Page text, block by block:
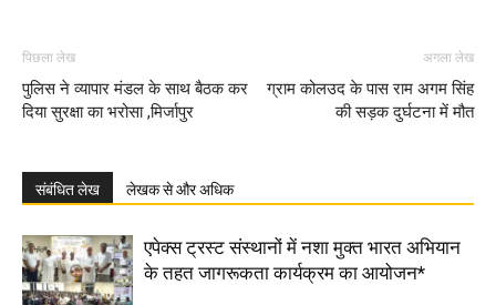
पिछला लेख
पुलिस ने व्यापार मंडल के साथ बैठक कर
दिया सुरक्षा का भरोसा ,मिर्जापुर
अगला लेख
ग्राम कोलउद के पास राम अगम सिंह
की सड़क दुर्घटना में मौत
संबंधित लेख लेखक से और अधिक
एपेक्स ट्रस्ट संस्थानों में नशा मुक्त भारत अभियान
के तहत जागरूकता कार्यक्रम का आयोजन*